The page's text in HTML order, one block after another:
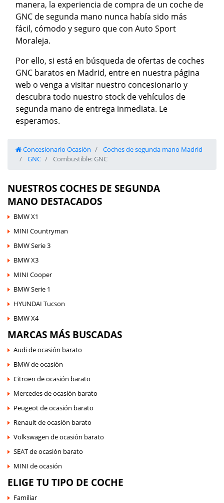
manera, la experiencia de compra de un coche de
GNC de segunda mano nunca había sido más
fácil, cómodo y seguro que con Auto Sport
Moraleja.
Por ello, si está en búsqueda de ofertas de coches
GNC baratos en Madrid, entre en nuestra página
web o venga a visitar nuestro concesionario y
descubra todo nuestro stock de vehículos de
segunda mano de entrega inmediata. Le
esperamos.
Concesionario Ocasión
Coches de segunda mano Madrid
GNC
Combustible: GNC
NUESTROS COCHES DE SEGUNDA
MANO DESTACADOS
BMW X1
MINI Countryman
BMW Serie 3
BMW X3
MINI Cooper
BMW Serie 1
HYUNDAI Tucson
BMW X4
MARCAS MÁS BUSCADAS
Audi de ocasión barato
BMW de ocasión
Citroen de ocasión barato
Mercedes de ocasión barato
Peugeot de ocasión barato
Renault de ocasión barato
Volkswagen de ocasión barato
SEAT de ocasión barato
MINI de ocasión
ELIGE TU TIPO DE COCHE
Familiar